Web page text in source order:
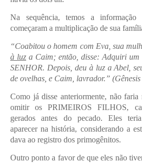
Na sequência, temos a
começaram a multiplicação de sua
“Coabitou o homem com Eva, sua
à luz a Caim; então, disse: Adquiri
SENHOR. Depois, deu à luz a Abel,
de ovelhas, e Caim, lavrador.”
Como já disse anteriormente, não
omitir os PRIMEIROS FILHOS,
gerados antes do pecado. Eles
aparecer na história, considerando a
dava ao registro dos primogênitos.
Outro ponto a favor de que eles não